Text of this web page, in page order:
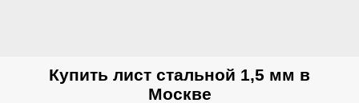
Купить лист стальной 1,5 мм в
Москве